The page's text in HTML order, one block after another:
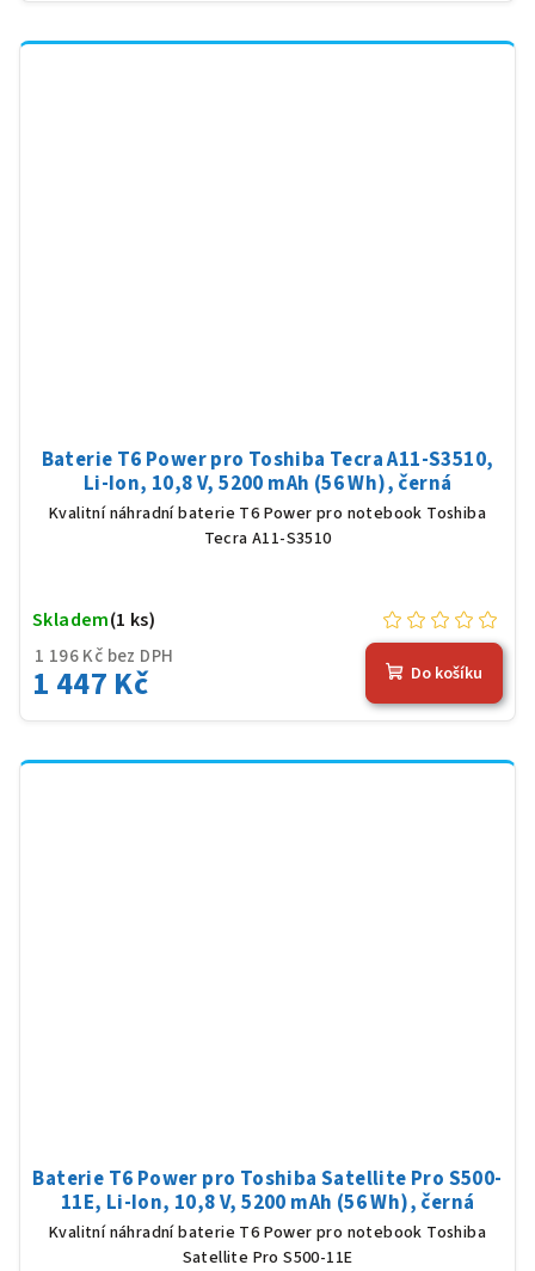
Baterie T6 Power pro Toshiba Tecra A11-S3510,
Li-Ion, 10,8 V, 5200 mAh (56 Wh), černá
Kvalitní náhradní baterie T6 Power pro notebook Toshiba
Tecra A11-S3510
1 196 Kč bez DPH
1 447 Kč
Skladem(1 ks)
Do košíku
Baterie T6 Power pro Toshiba Satellite Pro S500-
11E, Li-Ion, 10,8 V, 5200 mAh (56 Wh), černá
Kvalitní náhradní baterie T6 Power pro notebook Toshiba
Satellite Pro S500-11E